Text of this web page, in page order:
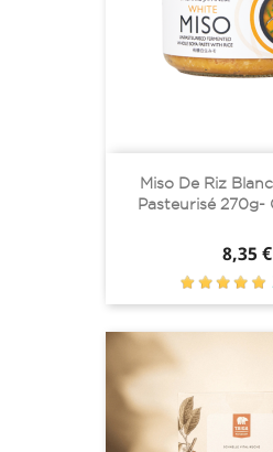
Miso De Riz
Pasteurisé 270g-
Prix
8,35 €